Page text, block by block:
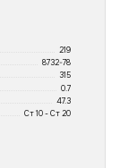
219
8732-78
315
0.7
47.3
Ст 10 - Ст 20